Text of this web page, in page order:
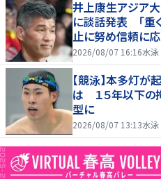
井上康生アジア
に談話発表 「重
止に努め信頼に応
2026/08/07 16:16水泳
【競泳】本多灯
は １５年以下の
型に
2026/08/07 13:13水泳